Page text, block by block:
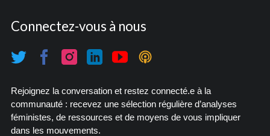
Connectez-vous à nous
Rejoignez la conversation et restez connecté.e à la
communauté : recevez une sélection régulière d’analyses
féministes, de ressources et de moyens de vous impliquer
dans les mouvements.